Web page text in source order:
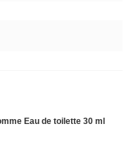
Eau de toilette 30 ml